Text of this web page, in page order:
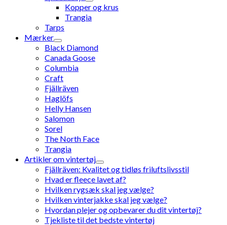
Kopper og krus
Trangia
Tarps
Mærker
Black Diamond
Canada Goose
Columbia
Craft
Fjällräven
Haglöfs
Helly Hansen
Salomon
Sorel
The North Face
Trangia
Artikler om vintertøj
Fjällräven: Kvalitet og tidløs friluftslivsstil
Hvad er fleece lavet af?
Hvilken rygsæk skal jeg vælge?
Hvilken vinterjakke skal jeg vælge?
Hvordan plejer og opbevarer du dit vintertøj?
Tjekliste til det bedste vintertøj